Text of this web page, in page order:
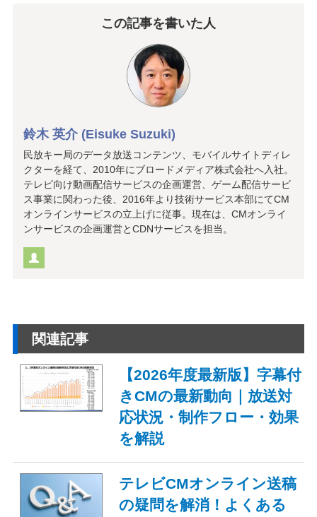
この記事を書いた人
鈴木 英介 (Eisuke Suzuki)
民放キー局のデータ放送コンテンツ、モバイルサイトディレ
クターを経て、2010年にブロードメディア株式会社へ入社。
テレビ向け動画配信サービスの企画運営、ゲーム配信サービ
ス事業に関わった後、2016年より技術サービス本部にてCM
オンラインサービスの立上げに従事。現在は、CMオンライ
ンサービスの企画運営とCDNサービスを担当。
関連記事
【2026年度最新版】字幕付
きCMの最新動向｜放送対
応状況・制作フロー・効果
を解説
テレビCMオンライン送稿
の疑問を解消！よくある